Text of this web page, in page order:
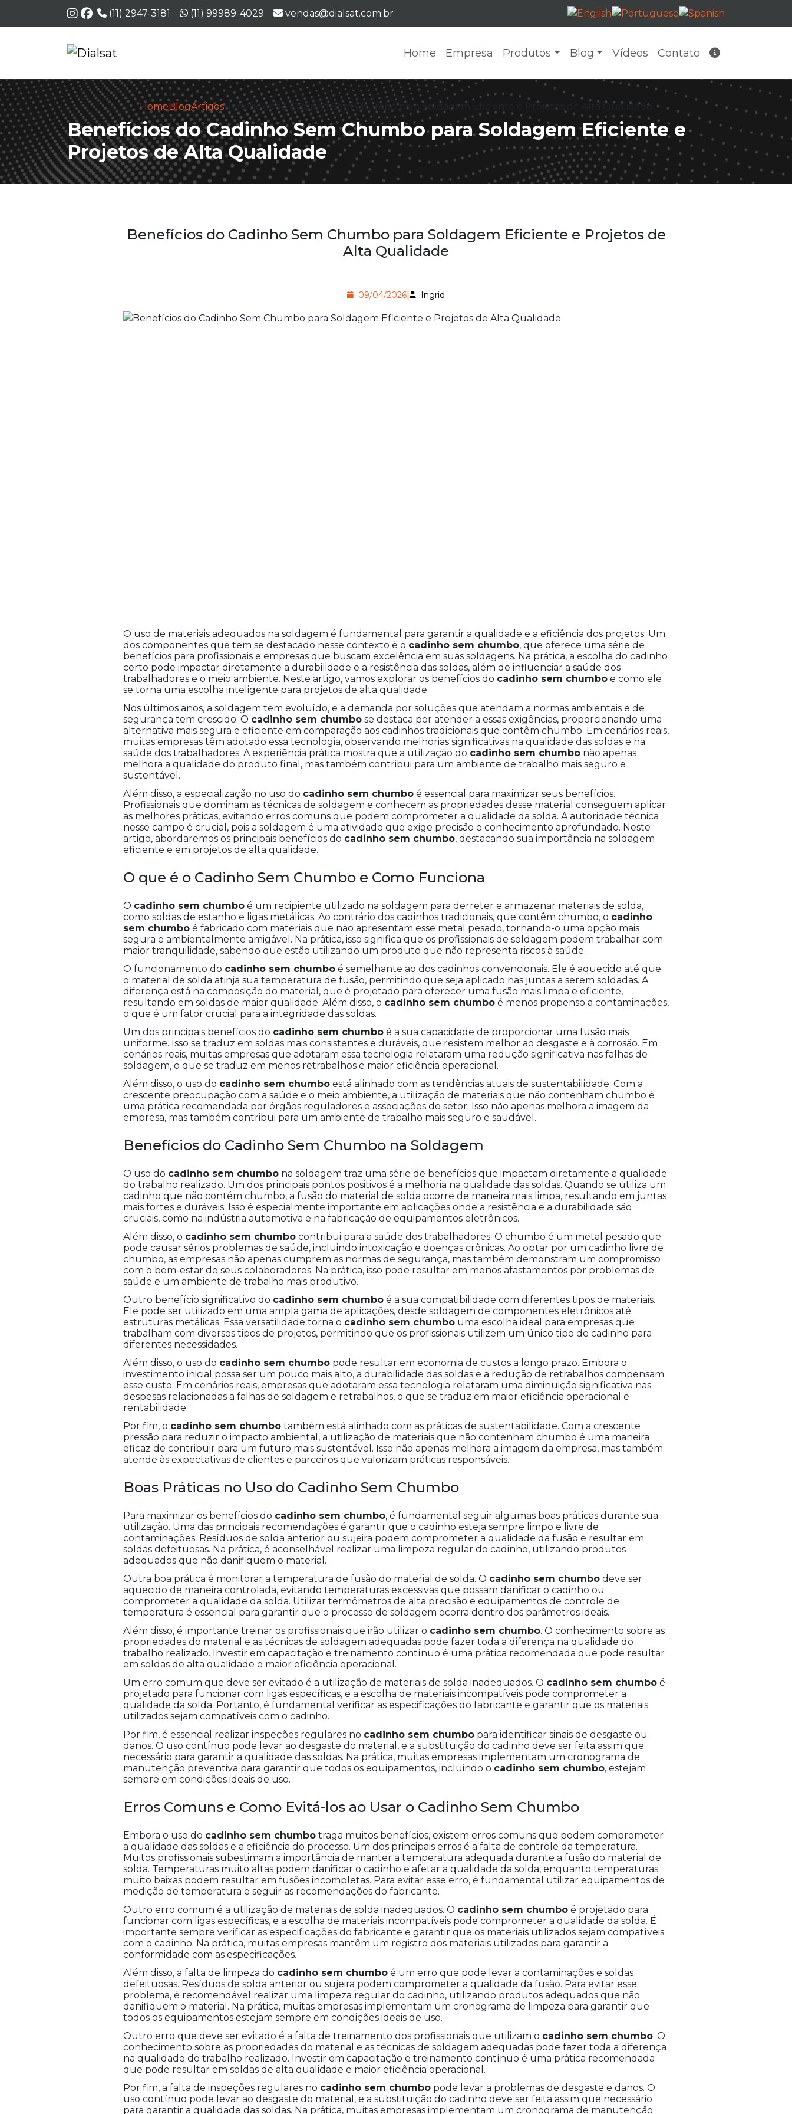
Telefone:
(11) 2947-3181 WhatsApp:
(11) 99989-4029 E-mail:
vendas@dialsat.com.br
Home Empresa Produtos Blog Vídeos Contato
HomeBlogArtigosBenefícios do Cadinho Sem Chumbo para Soldagem Eficiente e Projetos de Alta Qualidade
Benefícios do Cadinho Sem Chumbo para Soldagem Eficiente e
Projetos de Alta Qualidade
Benefícios do Cadinho Sem Chumbo para Soldagem Eficiente e Projetos de
Alta Qualidade
09/04/2026 Ingrid
O uso de materiais adequados na soldagem é fundamental para garantir a qualidade e a eficiência dos projetos. Um
dos componentes que tem se destacado nesse contexto é o cadinho sem chumbo, que oferece uma série de
benefícios para profissionais e empresas que buscam excelência em suas soldagens. Na prática, a escolha do cadinho
certo pode impactar diretamente a durabilidade e a resistência das soldas, além de influenciar a saúde dos
trabalhadores e o meio ambiente. Neste artigo, vamos explorar os benefícios do cadinho sem chumbo e como ele
se torna uma escolha inteligente para projetos de alta qualidade.
Nos últimos anos, a soldagem tem evoluído, e a demanda por soluções que atendam a normas ambientais e de
segurança tem crescido. O cadinho sem chumbo se destaca por atender a essas exigências, proporcionando uma
alternativa mais segura e eficiente em comparação aos cadinhos tradicionais que contêm chumbo. Em cenários reais,
muitas empresas têm adotado essa tecnologia, observando melhorias significativas na qualidade das soldas e na
saúde dos trabalhadores. A experiência prática mostra que a utilização do cadinho sem chumbo não apenas
melhora a qualidade do produto final, mas também contribui para um ambiente de trabalho mais seguro e
sustentável.
Além disso, a especialização no uso do cadinho sem chumbo é essencial para maximizar seus benefícios.
Profissionais que dominam as técnicas de soldagem e conhecem as propriedades desse material conseguem aplicar
as melhores práticas, evitando erros comuns que podem comprometer a qualidade da solda. A autoridade técnica
nesse campo é crucial, pois a soldagem é uma atividade que exige precisão e conhecimento aprofundado. Neste
artigo, abordaremos os principais benefícios do cadinho sem chumbo, destacando sua importância na soldagem
eficiente e em projetos de alta qualidade.
O que é o Cadinho Sem Chumbo e Como Funciona
O cadinho sem chumbo é um recipiente utilizado na soldagem para derreter e armazenar materiais de solda,
como soldas de estanho e ligas metálicas. Ao contrário dos cadinhos tradicionais, que contêm chumbo, o cadinho
sem chumbo é fabricado com materiais que não apresentam esse metal pesado, tornando-o uma opção mais
segura e ambientalmente amigável. Na prática, isso significa que os profissionais de soldagem podem trabalhar com
maior tranquilidade, sabendo que estão utilizando um produto que não representa riscos à saúde.
O funcionamento do cadinho sem chumbo é semelhante ao dos cadinhos convencionais. Ele é aquecido até que
o material de solda atinja sua temperatura de fusão, permitindo que seja aplicado nas juntas a serem soldadas. A
diferença está na composição do material, que é projetado para oferecer uma fusão mais limpa e eficiente,
resultando em soldas de maior qualidade. Além disso, o cadinho sem chumbo é menos propenso a contaminações,
o que é um fator crucial para a integridade das soldas.
Um dos principais benefícios do cadinho sem chumbo é a sua capacidade de proporcionar uma fusão mais
uniforme. Isso se traduz em soldas mais consistentes e duráveis, que resistem melhor ao desgaste e à corrosão. Em
cenários reais, muitas empresas que adotaram essa tecnologia relataram uma redução significativa nas falhas de
soldagem, o que se traduz em menos retrabalhos e maior eficiência operacional.
Além disso, o uso do cadinho sem chumbo está alinhado com as tendências atuais de sustentabilidade. Com a
crescente preocupação com a saúde e o meio ambiente, a utilização de materiais que não contenham chumbo é
uma prática recomendada por órgãos reguladores e associações do setor. Isso não apenas melhora a imagem da
empresa, mas também contribui para um ambiente de trabalho mais seguro e saudável.
Benefícios do Cadinho Sem Chumbo na Soldagem
O uso do cadinho sem chumbo na soldagem traz uma série de benefícios que impactam diretamente a qualidade
do trabalho realizado. Um dos principais pontos positivos é a melhoria na qualidade das soldas. Quando se utiliza um
cadinho que não contém chumbo, a fusão do material de solda ocorre de maneira mais limpa, resultando em juntas
mais fortes e duráveis. Isso é especialmente importante em aplicações onde a resistência e a durabilidade são
cruciais, como na indústria automotiva e na fabricação de equipamentos eletrônicos.
Além disso, o cadinho sem chumbo contribui para a saúde dos trabalhadores. O chumbo é um metal pesado que
pode causar sérios problemas de saúde, incluindo intoxicação e doenças crônicas. Ao optar por um cadinho livre de
chumbo, as empresas não apenas cumprem as normas de segurança, mas também demonstram um compromisso
com o bem-estar de seus colaboradores. Na prática, isso pode resultar em menos afastamentos por problemas de
saúde e um ambiente de trabalho mais produtivo.
Outro benefício significativo do cadinho sem chumbo é a sua compatibilidade com diferentes tipos de materiais.
Ele pode ser utilizado em uma ampla gama de aplicações, desde soldagem de componentes eletrônicos até
estruturas metálicas. Essa versatilidade torna o cadinho sem chumbo uma escolha ideal para empresas que
trabalham com diversos tipos de projetos, permitindo que os profissionais utilizem um único tipo de cadinho para
diferentes necessidades.
Além disso, o uso do cadinho sem chumbo pode resultar em economia de custos a longo prazo. Embora o
investimento inicial possa ser um pouco mais alto, a durabilidade das soldas e a redução de retrabalhos compensam
esse custo. Em cenários reais, empresas que adotaram essa tecnologia relataram uma diminuição significativa nas
despesas relacionadas a falhas de soldagem e retrabalhos, o que se traduz em maior eficiência operacional e
rentabilidade.
Por fim, o cadinho sem chumbo também está alinhado com as práticas de sustentabilidade. Com a crescente
pressão para reduzir o impacto ambiental, a utilização de materiais que não contenham chumbo é uma maneira
eficaz de contribuir para um futuro mais sustentável. Isso não apenas melhora a imagem da empresa, mas também
atende às expectativas de clientes e parceiros que valorizam práticas responsáveis.
Boas Práticas no Uso do Cadinho Sem Chumbo
Para maximizar os benefícios do cadinho sem chumbo, é fundamental seguir algumas boas práticas durante sua
utilização. Uma das principais recomendações é garantir que o cadinho esteja sempre limpo e livre de
contaminações. Resíduos de solda anterior ou sujeira podem comprometer a qualidade da fusão e resultar em
soldas defeituosas. Na prática, é aconselhável realizar uma limpeza regular do cadinho, utilizando produtos
adequados que não danifiquem o material.
Outra boa prática é monitorar a temperatura de fusão do material de solda. O cadinho sem chumbo deve ser
aquecido de maneira controlada, evitando temperaturas excessivas que possam danificar o cadinho ou
comprometer a qualidade da solda. Utilizar termômetros de alta precisão e equipamentos de controle de
temperatura é essencial para garantir que o processo de soldagem ocorra dentro dos parâmetros ideais.
Além disso, é importante treinar os profissionais que irão utilizar o cadinho sem chumbo. O conhecimento sobre as
propriedades do material e as técnicas de soldagem adequadas pode fazer toda a diferença na qualidade do
trabalho realizado. Investir em capacitação e treinamento contínuo é uma prática recomendada que pode resultar
em soldas de alta qualidade e maior eficiência operacional.
Um erro comum que deve ser evitado é a utilização de materiais de solda inadequados. O cadinho sem chumbo é
projetado para funcionar com ligas específicas, e a escolha de materiais incompatíveis pode comprometer a
qualidade da solda. Portanto, é fundamental verificar as especificações do fabricante e garantir que os materiais
utilizados sejam compatíveis com o cadinho.
Por fim, é essencial realizar inspeções regulares no cadinho sem chumbo para identificar sinais de desgaste ou
danos. O uso contínuo pode levar ao desgaste do material, e a substituição do cadinho deve ser feita assim que
necessário para garantir a qualidade das soldas. Na prática, muitas empresas implementam um cronograma de
manutenção preventiva para garantir que todos os equipamentos, incluindo o cadinho sem chumbo, estejam
sempre em condições ideais de uso.
Erros Comuns e Como Evitá-los ao Usar o Cadinho Sem Chumbo
Embora o uso do cadinho sem chumbo traga muitos benefícios, existem erros comuns que podem comprometer
a qualidade das soldas e a eficiência do processo. Um dos principais erros é a falta de controle da temperatura.
Muitos profissionais subestimam a importância de manter a temperatura adequada durante a fusão do material de
solda. Temperaturas muito altas podem danificar o cadinho e afetar a qualidade da solda, enquanto temperaturas
muito baixas podem resultar em fusões incompletas. Para evitar esse erro, é fundamental utilizar equipamentos de
medição de temperatura e seguir as recomendações do fabricante.
Outro erro comum é a utilização de materiais de solda inadequados. O cadinho sem chumbo é projetado para
funcionar com ligas específicas, e a escolha de materiais incompatíveis pode comprometer a qualidade da solda. É
importante sempre verificar as especificações do fabricante e garantir que os materiais utilizados sejam compatíveis
com o cadinho. Na prática, muitas empresas mantêm um registro dos materiais utilizados para garantir a
conformidade com as especificações.
Além disso, a falta de limpeza do cadinho sem chumbo é um erro que pode levar a contaminações e soldas
defeituosas. Resíduos de solda anterior ou sujeira podem comprometer a qualidade da fusão. Para evitar esse
problema, é recomendável realizar uma limpeza regular do cadinho, utilizando produtos adequados que não
danifiquem o material. Na prática, muitas empresas implementam um cronograma de limpeza para garantir que
todos os equipamentos estejam sempre em condições ideais de uso.
Outro erro que deve ser evitado é a falta de treinamento dos profissionais que utilizam o cadinho sem chumbo. O
conhecimento sobre as propriedades do material e as técnicas de soldagem adequadas pode fazer toda a diferença
na qualidade do trabalho realizado. Investir em capacitação e treinamento contínuo é uma prática recomendada
que pode resultar em soldas de alta qualidade e maior eficiência operacional.
Por fim, a falta de inspeções regulares no cadinho sem chumbo pode levar a problemas de desgaste e danos. O
uso contínuo pode levar ao desgaste do material, e a substituição do cadinho deve ser feita assim que necessário
para garantir a qualidade das soldas. Na prática, muitas empresas implementam um cronograma de manutenção